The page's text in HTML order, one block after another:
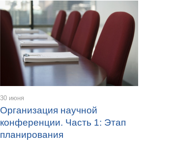
30 июня
Организация научной
конференции. Часть 1: Этап
планирования